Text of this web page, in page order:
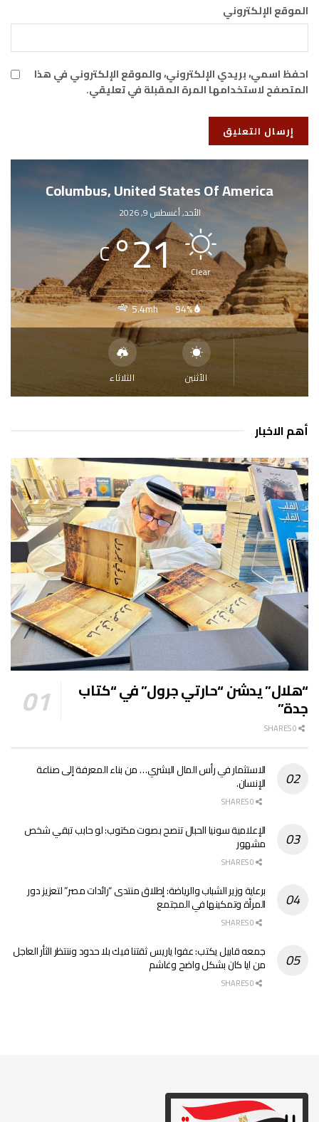
الموقع الإلكتروني
احفظ اسمي، بريدي الإلكتروني، والموقع الإلكتروني في هذا
المتصفح لاستخدامها المرة المقبلة في تعليقي.
Columbus, United States Of America
الأحد, أغسطس 9, 2026
Clear
21
°
C
94%
5.4mh
الأثنين الثلاثاء
أهم الاخبار
“هلال” يدشن “حارتي جرول” في “كتاب
جدة”
الاستثمار في رأس المال البشري… من بناء المعرفة إلى صناعة
الإنسان.
الإعلامية سونيا الحبال تنصح بصوت مكتوب: لو حابب تبقي شخص
مشهور
برعاية وزير الشباب والرياضة: إطلاق منتدى “رائدات مصر” لتعزيز دور
المرأة وتمكينها في المجتمع
جمعه قابيل يكتب: عفوا ياريس ثقتنا فيك بلا حدود وننتظر الثأر العاجل
من ايا كان بشكل واضح وغاشم